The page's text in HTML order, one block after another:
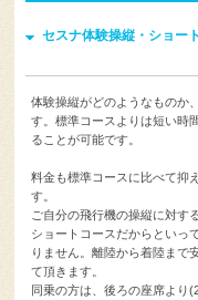
セスナ体験操縦・ショー
体験操縦がどのようなものか
す。標準コースよりは短い時
ることが可能です。
料金も標準コースに比べて抑
す。
ご自分の飛行機の操縦に対す
ショートコースだからといっ
りません。離陸から着陸まで
て頂きます。
同乗の方は、後ろの座席より